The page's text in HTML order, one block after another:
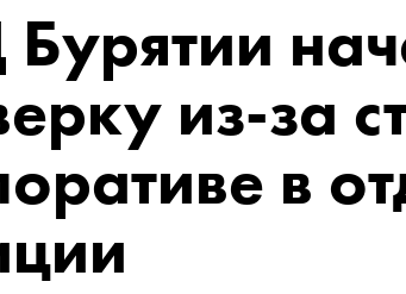
из-за
в